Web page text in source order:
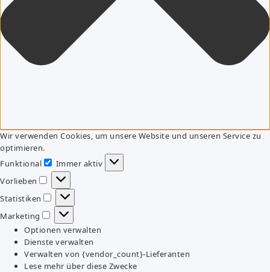
Wir verwenden Cookies, um unsere Website und unseren Service zu
optimieren.
Funktional
Funktional
Immer aktiv
Vorlieben
Vorlieben
Statistiken
Statistiken
Marketing
Marketing
Optionen verwalten
Dienste verwalten
Verwalten von {vendor_count}-Lieferanten
Lese mehr über diese Zwecke